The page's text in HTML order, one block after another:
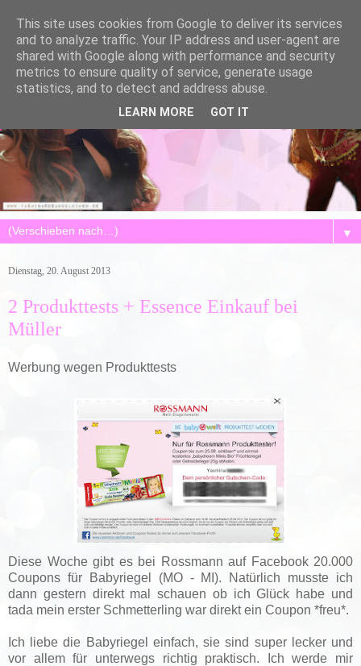
▼
Dienstag, 20. August 2013
2 Produkttests + Essence Einkauf bei
Müller
Werbung wegen Produkttests
Diese Woche gibt es bei Rossmann auf Facebook 20.000
Coupons für Babyriegel (MO - MI). Natürlich musste ich
dann gestern direkt mal schauen ob ich Glück habe und
tada mein erster Schmetterling war direkt ein Coupon *freu*.
Ich liebe die Babyriegel einfach, sie sind super lecker und
vor allem für unterwegs richtig praktisch. Ich werde mir
This site uses cookies from Google to deliver its services
and to analyze traffic. Your IP address and user-agent are
shared with Google along with performance and security
metrics to ensure quality of service, generate usage
statistics, and to detect and address abuse.
LEARN MORE GOT IT